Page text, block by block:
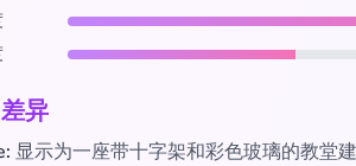
异
显示为一座带十字架和彩色玻璃的教堂建